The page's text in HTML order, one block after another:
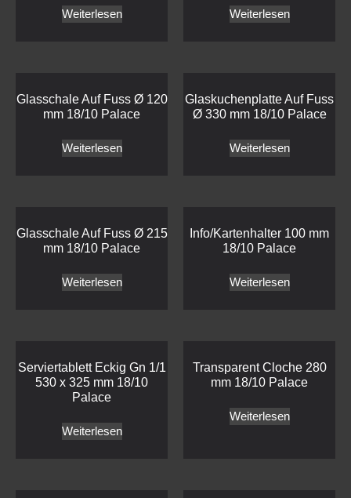
Weiterlesen Weiterlesen
Glasschale Auf Fuss Ø 120
mm 18/10 Palace
Weiterlesen
Glaskuchenplatte Auf Fuss
Ø 330 mm 18/10 Palace
Weiterlesen
Glasschale Auf Fuss Ø 215
mm 18/10 Palace
Weiterlesen
Info/Kartenhalter 100 mm
18/10 Palace
Weiterlesen
Serviertablett Eckig Gn 1/1
530 x 325 mm 18/10
Palace
Weiterlesen
Transparent Cloche 280
mm 18/10 Palace
Weiterlesen